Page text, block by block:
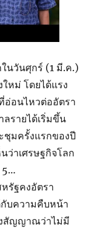
นวันศุกร์ (1 มี.ค.)
หม่ โดยได้แรง
อนไหวต่ออัตรา
รายได้เริ่มขึ้น
ชุมครั้งแรกของปี
ว่าเศรษฐกิจโลก
5…
รัฐคงอัตรา
กับความคืบหน้า
งสัญญาณว่าไม่มี